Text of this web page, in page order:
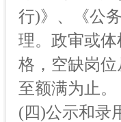
行)》、《公
理。政审或
格，空缺岗
至额满为止。
(四)公示和录